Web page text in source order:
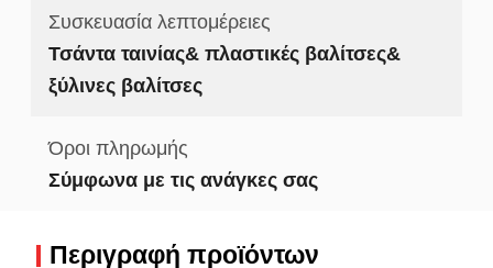
Συσκευασία λεπτομέρειες
Τσάντα ταινίας& πλαστικές βαλίτσες&
ξύλινες βαλίτσες
Όροι πληρωμής
Σύμφωνα με τις ανάγκες σας
Περιγραφή προϊόντων